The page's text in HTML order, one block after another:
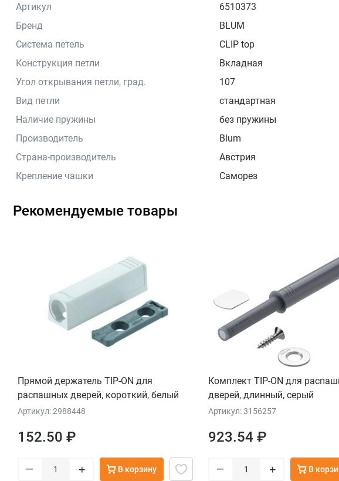
Артикул
6510373
Бренд
BLUM
Система петель
CLIP top
Конструкция петли
Вкладная
Угол открывания петли, град.
107
Вид петли
стандартная
Наличие пружины
без пружины
Производитель
Blum
Страна-производитель
Австрия
Крепление чашки
Саморез
Рекомендуемые товары
Прямой держатель TIP-ON для
распашных дверей, короткий, белый
Артикул: 2988448
152.50 ₽
– + В корзину
Комплект TIP-ON для
дверей, длинный, серый
Артикул: 3156257
923.54 ₽
– + В